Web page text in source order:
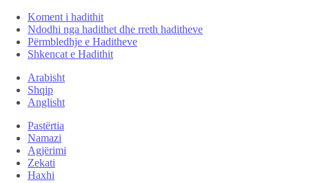
Koment i hadithit
Ndodhi nga hadithet dhe rreth haditheve
Përmbledhje e Haditheve
Shkencat e Hadithit
Arabisht
Shqip
Anglisht
Pastërtia
Namazi
Agjërimi
Zekati
Haxhi